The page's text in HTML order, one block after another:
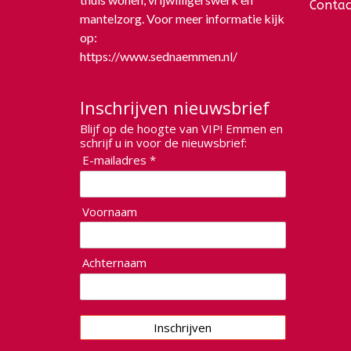
mantelzorg. Voor meer informatie kijk
op:
https://www.sednaemmen.nl/
Inschrijven nieuwsbrief
Blijf op de hoogte van VIP! Emmen en
schrijf u in voor de nieuwsbrief:
E-mailadres *
Voornaam
Achternaam
Inschrijven